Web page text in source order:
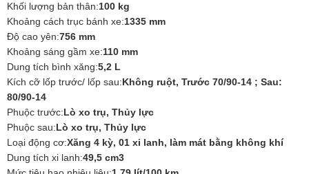
Khối lượng bản thân:100 kg
Khoảng cách trục bánh xe:1335 mm
Độ cao yên:756 mm
Khoảng sáng gầm xe:110 mm
Dung tích bình xăng:5,2 L
Kích cỡ lốp trước/ lốp sau:Không ruột, Trước 70/90-14 ; Sau:
80/90-14
Phuộc trước:Lò xo trụ, Thủy lực
Phuộc sau:Lò xo trụ, Thủy lực
Loại động cơ:Xăng 4 kỳ, 01 xi lanh, làm mát bằng không khí
Dung tích xi lanh:49,5 cm3